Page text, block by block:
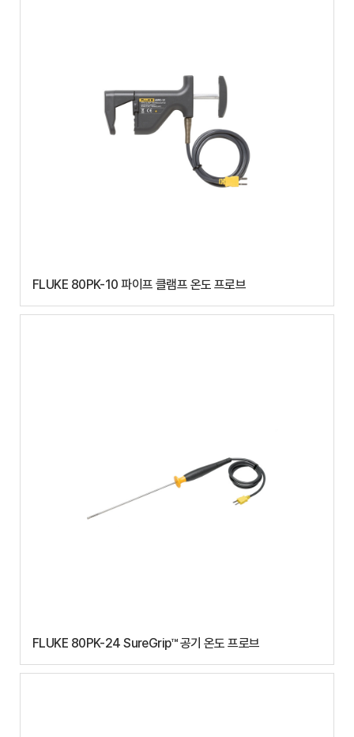
FLUKE 80PK-10 파이프 클램프 온도 프로브
FLUKE 80PK-24 SureGrip™ 공기 온도 프로브